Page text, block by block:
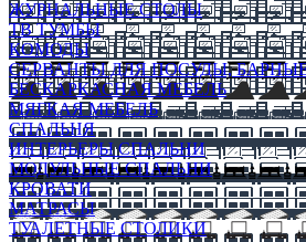
ЖУРНАЛЬНЫЕ СТОЛЫ
ТВ ТУМБЫ
КОМОДЫ
СЕРВАНТЫ ДЛЯ ПОСУДЫ,
БЕСКАРКАСНАЯ МЕБЕЛЬ
МЯГКАЯ МЕБЕЛЬ
СПАЛЬНЯ
ИНТЕРЬЕРЫ СПАЛЬНИ
МОДУЛЬНЫЕ СПАЛЬНИ
КРОВАТИ
МАТРАСЫ
ТУАЛЕТНЫЕ СТОЛИКИ